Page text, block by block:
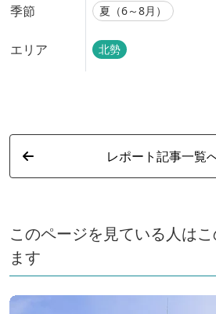
季節 夏（6～8月）
エリア 北勢
レポート記事一覧
このページを見ている人は
ます